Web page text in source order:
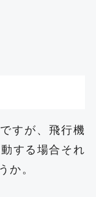
すが、飛行機
する場合それ
か。